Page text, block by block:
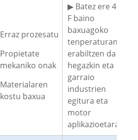
Erraz prozesatu
Propietate
mekaniko onak
Materialaren
kostu baxua
▶ Batez ere 400
F baino
baxuagoko
tenperaturan
erabiltzen da
hegazkin eta
garraio
industrien
egitura eta
motor
aplikazioetarako.